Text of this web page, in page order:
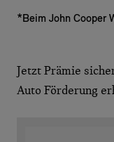
*Beim John Cooper
Jetzt Prämie
Auto Förderung